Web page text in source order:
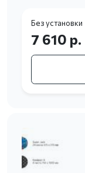
Без установки
7 610 р.